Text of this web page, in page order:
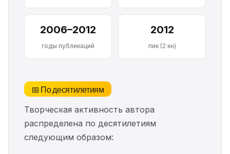
2006–2012
годы публикаций
2012
пик (2 кн)
📅 По десятилетиям
Творческая активность автора
распределена по десятилетиям
следующим образом: